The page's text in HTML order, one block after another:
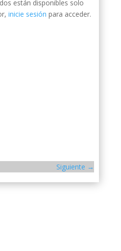
están disponibles solo
inicie sesión para acceder.
Siguiente →